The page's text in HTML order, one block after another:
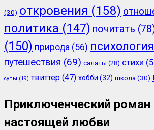
(30) откровения (158)
политика (147) почитать
(150) природа (56) психология
путешествия (69) салаты (28) стихи
супы (19) твиттер (47) хобби (32) школа (30)
Приключенческий роман
настоящей любви